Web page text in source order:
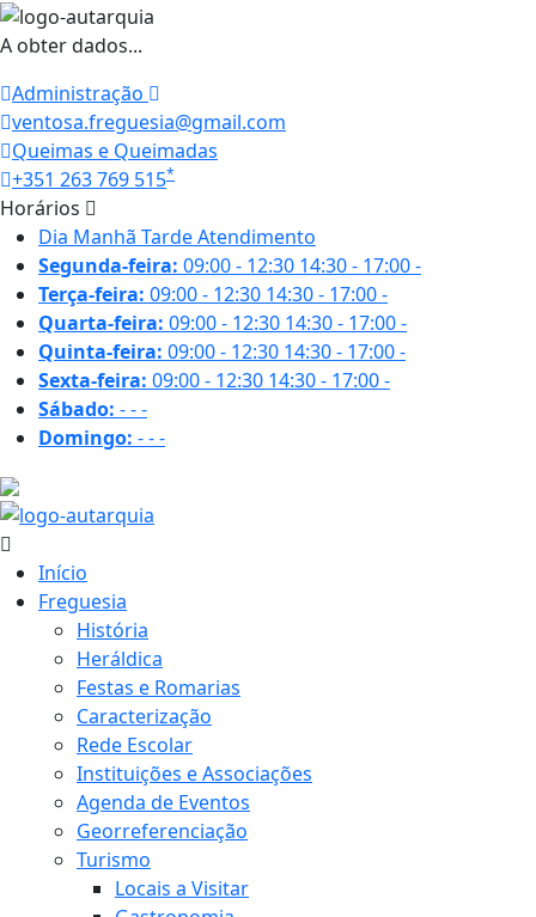
A obter dados...
Administração
ventosa.freguesia@gmail.com
Queimas e Queimadas
+351 263 769 515*
Horários
Dia Manhã TardeAtendimento
Segunda-feira: 09:00 - 12:30 14:30 - 17:00-
Terça-feira: 09:00 - 12:30 14:30 - 17:00-
Quarta-feira: 09:00 - 12:30 14:30 - 17:00-
Quinta-feira: 09:00 - 12:30 14:30 - 17:00-
Sexta-feira: 09:00 - 12:30 14:30 - 17:00-
Sábado: ---
Domingo: ---
Início
Freguesia
História
Heráldica
Festas e Romarias
Caracterização
Rede Escolar
Instituições e Associações
Agenda de Eventos
Georreferenciação
Turismo
Locais a Visitar